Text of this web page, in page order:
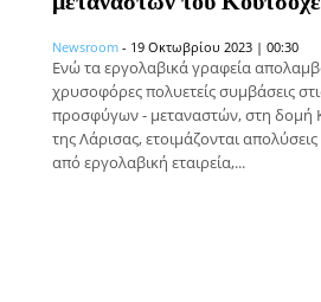
Newsroom - 19 Οκτωβρίου 2023 | 00:30
Ενώ τα εργολαβικά γραφεία
χρυσοφόρες πολυετείς συμβάσεις
προσφύγων - μεταναστών, στη δομή
της Λάρισας, ετοιμάζονται
από εργολαβική εταιρεία,...